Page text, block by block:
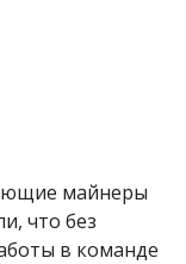
майнеры
что без
в команде